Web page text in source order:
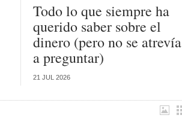
Todo lo que siempre ha
querido saber sobre el
dinero (pero no se atrevía
a preguntar)
21 JUL 2026